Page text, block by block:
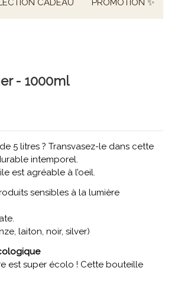
PROMOTION ✨
CADEAU
- 1000ml
5 litres ? Transvasez-le dans cette
intemporel.
est agréable à l’oeil.
sensibles à la lumière
laiton, noir, silver)
est super écolo ! Cette bouteille